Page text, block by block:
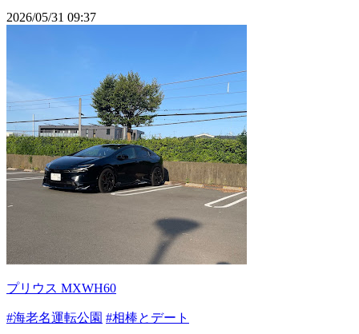
2026/05/31 09:37
プリウス MXWH60
#海老名運転公園 #相棒とデート